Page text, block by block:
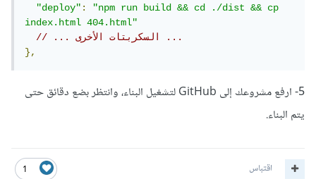
"deploy":
"npm run build && cd ./dist && cp
index.html 404.html"
// ... السكربتات الأخرى ...
},
5- ارفع مشروعك إلى GitHub لتشغيل البناء، وانتظر بضع دقائق حتى
يتم البناء.
1 اقتباس